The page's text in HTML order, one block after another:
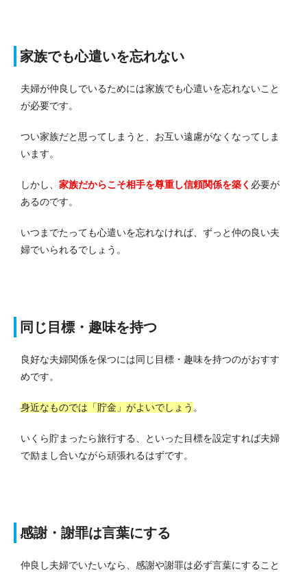
家族でも心遣いを忘れない
夫婦が仲良しでいるためには家族でも心遣いを忘れないこと
が必要です。
つい家族だと思ってしまうと、お互い遠慮がなくなってしま
います。
しかし、 家族だからこそ相手を尊重し信頼関係を築く 必要が
あるのです。
いつまでたっても心遣いを忘れなければ、ずっと仲の良い夫
婦でいられるでしょう。
同じ目標・趣味を持つ
良好な夫婦関係を保つには同じ目標・趣味を持つのがおすす
めです。
身近なものでは「貯金」がよいでしょう 。
いくら貯まったら旅行する、といった目標を設定すれば夫婦
で励まし合いながら頑張れるはずです。
感謝・謝罪は言葉にする
仲良し夫婦でいたいなら、感謝や謝罪は必ず言葉にすること